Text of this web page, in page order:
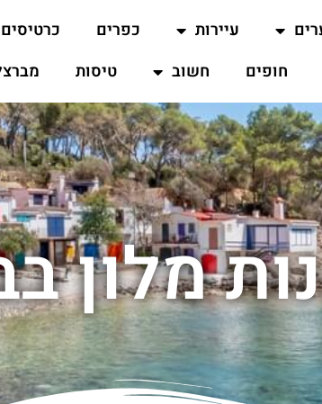
עיירות כפרים כרטיסים
חופים חשוב טיסות
מלון